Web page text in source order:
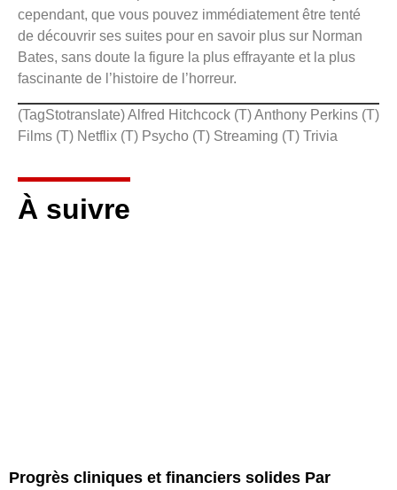
cependant, que vous pouvez immédiatement être tenté
de découvrir ses suites pour en savoir plus sur Norman
Bates, sans doute la figure la plus effrayante et la plus
fascinante de l’histoire de l’horreur.
(TagStotranslate) Alfred Hitchcock (T) Anthony Perkins (T)
Films (T) Netflix (T) Psycho (T) Streaming (T) Trivia
À suivre
Progrès cliniques et financiers solides Par